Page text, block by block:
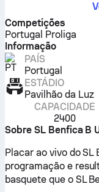
Competições
Portugal Proliga
Informação
PAÍS
Portugal
ESTÁDIO
Pavilhão da Luz
CAPACIDADE
2400
Sobre SL Benfica B
Placar ao vivo do
programação e
basquete que o SL